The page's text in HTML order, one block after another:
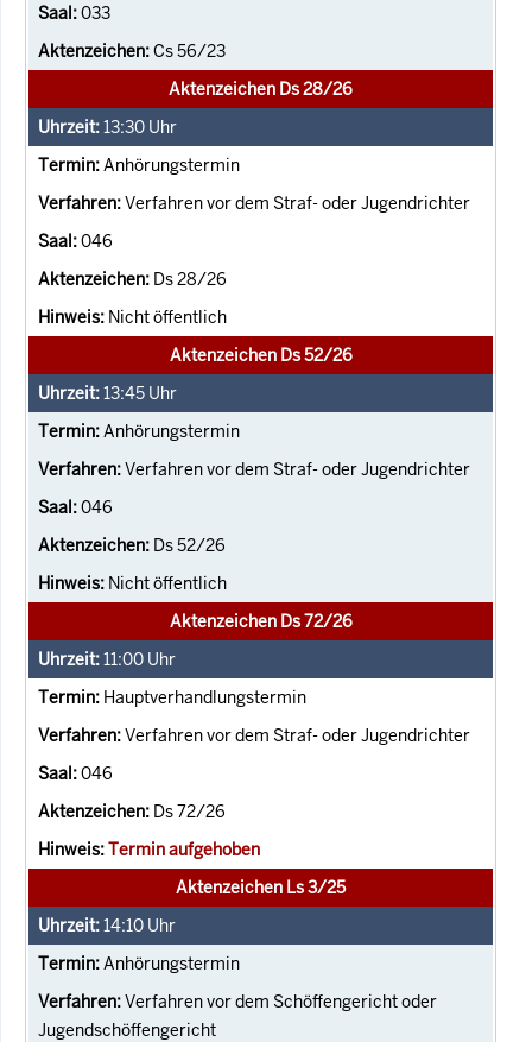
033
Cs 56/23
Aktenzeichen Ds 28/26
13:30 Uhr
Anhörungstermin
Verfahren vor dem Straf- oder Jugendrichter
046
Ds 28/26
Nicht öffentlich
Aktenzeichen Ds 52/26
13:45 Uhr
Anhörungstermin
Verfahren vor dem Straf- oder Jugendrichter
046
Ds 52/26
Nicht öffentlich
Aktenzeichen Ds 72/26
11:00 Uhr
Hauptverhandlungstermin
Verfahren vor dem Straf- oder Jugendrichter
046
Ds 72/26
Termin aufgehoben
Aktenzeichen Ls 3/25
14:10 Uhr
Anhörungstermin
Verfahren vor dem Schöffengericht oder
Jugendschöffengericht